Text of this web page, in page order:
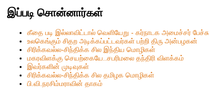
இப்படி சொன்னார்கள்
கீதை படி இல்லாவிட்டால் வெளியேறு - கர்நாடக அமைச்சர் பேச்சு
உலகெங்கும் சிதற அடிக்கப்பட்டவர்கள் பற்றி திரு அன்பழகன்
சிரிக்கவல்ல-சிந்திக்க சில இந்திய மொழிகள்
மகரவிளக்கு செயற்கையே..சபரிமலை தந்திரி விளக்கம்
இவர்களின் முடிவுகள்
சிரிக்கவல்ல-சிந்திக்க சில தமிழக மொழிகள்
பி.வி.நரசிம்மராவின் தாகம்